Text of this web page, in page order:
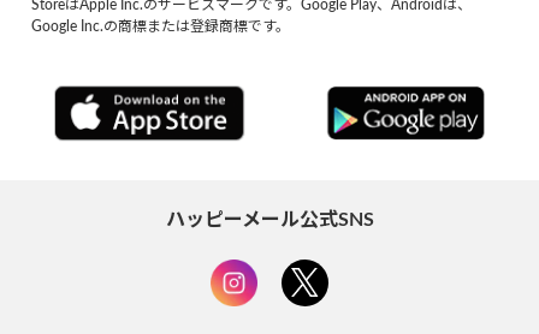
StoreはApple Inc.のサービスマークです。Google Play、Androidは、
Google Inc.の商標または登録商標です。
ハッピーメール公式SNS